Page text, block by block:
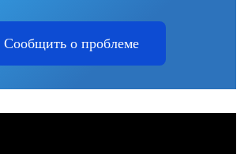
Сообщить о проблеме